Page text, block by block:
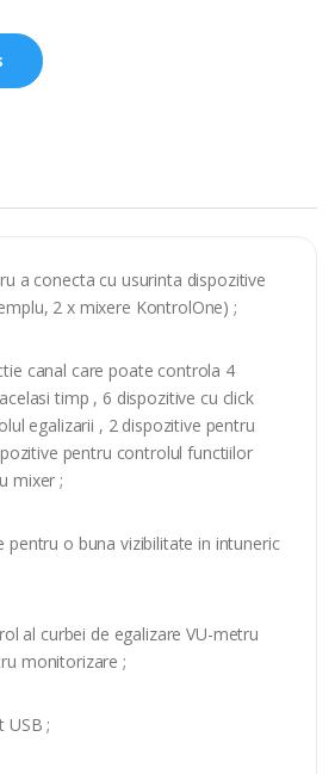
a conecta cu usurinta dispozitive
2 x mixere KontrolOne) ;
canal care poate controla 4
timp , 6 dispozitive cu click
egalizarii , 2 dispozitive pentru
pentru controlul functiilor
mixer ;
pentru o buna vizibilitate in intuneric
al curbei de egalizare VU-metru
monitorizare ;
USB ;